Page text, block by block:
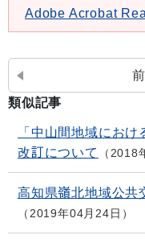
Adobe Acrobat
類似記事
「中山間地域にお
改訂について
2018
高知県嶺北地域公共
2019年04月24日